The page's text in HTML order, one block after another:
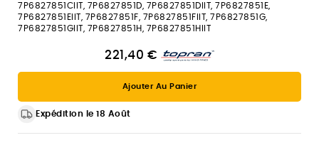
7P6827851CIIT, 7P6827851D, 7P6827851DIIT, 7P6827851E,
7P6827851EIIT, 7P6827851F, 7P6827851FIIT, 7P6827851G,
7P6827851GIIT, 7P6827851H, 7P6827851HIIT
221,40 €
Ajouter Au Panier
Expédition le 18 Août